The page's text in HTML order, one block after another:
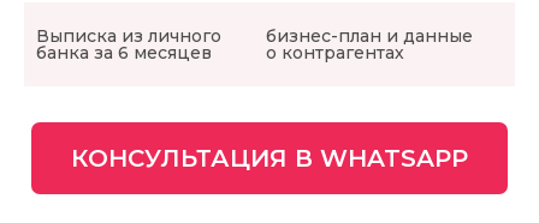
Выписка из личного
банка за 6 месяцев
бизнес-план и данные
о контрагентах
КОНСУЛЬТАЦИЯ В WHATSAPP